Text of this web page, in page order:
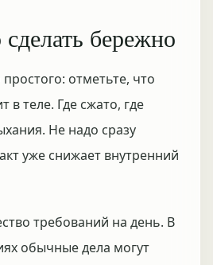
бережно
отметьте, что
в теле. Где сжато, где
Не надо сразу
уже снижает внутренний
требований на день. В
обычные дела могут